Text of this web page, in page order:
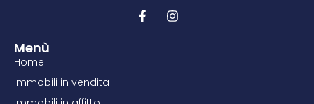
Menù
Home
Immobili in vendita